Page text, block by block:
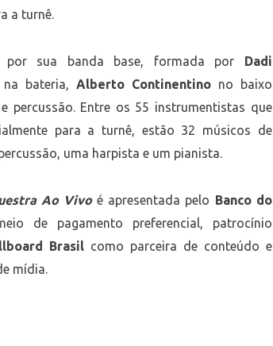
a turnê.
por sua banda base, formada por Dadi
bateria,Alberto Continentinono baixo
percussão. Entre os 55 instrumentistas que
para a turnê, estão 32 músicos de
uma harpista e um pianista.
Ao Vivoé apresentada pelo Banco do
de pagamento preferencial, patrocínio
Brasil como parceira de conteúdo e
mídia.